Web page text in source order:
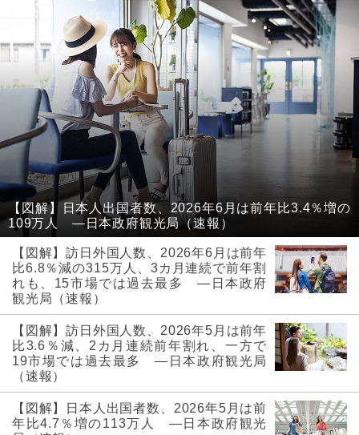
【図解】日本人出国者数、2026年6月は前年比3.4％増の
109万人 ―日本政府観光局（速報）
【図解】訪日外国人数、2026年6月は前年
比6.8％減の315万人、3カ月連続で前年割
れも、15市場では過去最多 ―日本政府
観光局（速報）
【図解】訪日外国人数、2026年5月は前年
比3.6％減、2カ月連続前年割れ、一方で
19市場では過去最多 ―日本政府観光局
（速報）
【図解】日本人出国者数、2026年5月は前
年比4.7％増の113万人 ―日本政府観光